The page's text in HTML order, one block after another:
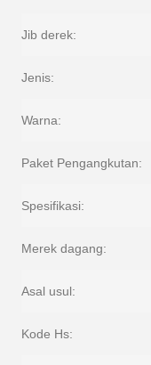
Jib derek:
Jenis:
Warna:
Paket Pengangkutan:
Spesifikasi:
Merek dagang:
Asal usul:
Kode Hs: